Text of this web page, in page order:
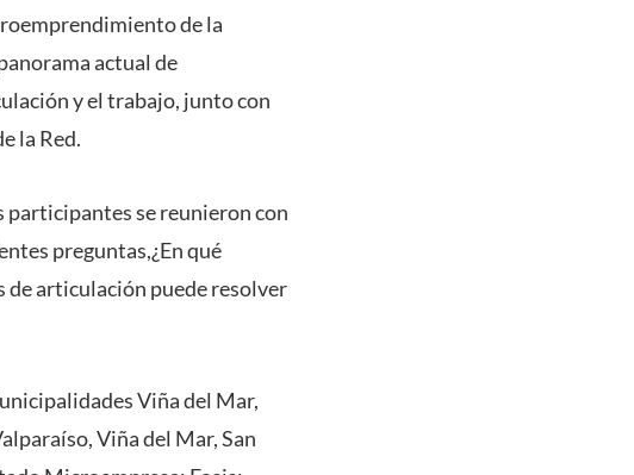
de la
actual de
y el trabajo, junto con
la Red.
participantes se reunieron con
preguntas,¿En qué
de articulación puede resolver
Viña del Mar,
Viña del Mar, San